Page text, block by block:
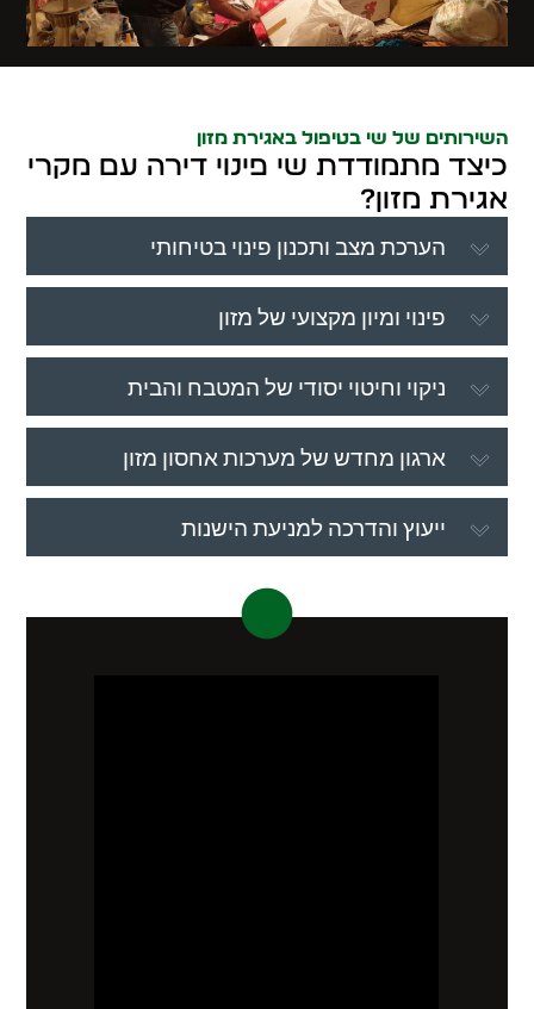
השירותים של שי בטיפול באגירת מזון
כיצד מתמודדת שי פינוי דירה עם מקרי
אגירת מזון?
הערכת מצב ותכנון פינוי בטיחותי
פינוי ומיון מקצועי של מזון
ניקוי וחיטוי יסודי של המטבח והבית
ארגון מחדש של מערכות אחסון מזון
ייעוץ והדרכה למניעת הישנות